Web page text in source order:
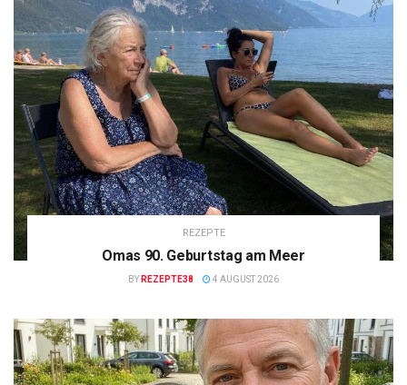
REZEPTE
Omas 90. Geburtstag am Meer
BY REZEPTE38 4 AUGUST 2026